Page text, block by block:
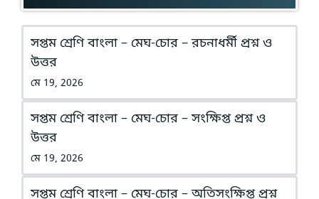
সপ্তম শ্রেণি বাংলা – মেঘ-চোর – রচনাধর্মী প্রশ্ন ও
উত্তর
মে 19, 2026
সপ্তম শ্রেণি বাংলা – মেঘ-চোর – সংক্ষিপ্ত প্রশ্ন ও
উত্তর
মে 19, 2026
সপ্তম শ্রেণি বাংলা – মেঘ-চোর – অতিসংক্ষিপ্ত প্রশ্ন